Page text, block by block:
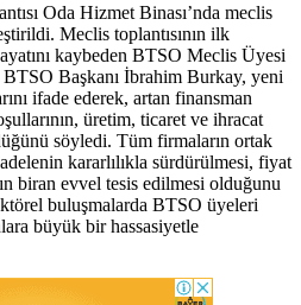
Oda Hizmet Binası’nda meclis
Meclis toplantısının ilk
kaybeden BTSO Meclis Üyesi
BTSO Başkanı İbrahim Burkay, yeni
ifade ederek, artan finansman
üretim, ticaret ve ihracat
söyledi. Tüm firmaların ortak
kararlılıkla sürdürülmesi, fiyat
biran evvel tesis edilmesi olduğunu
buluşmalarda BTSO üyeleri
büyük bir hassasiyetle